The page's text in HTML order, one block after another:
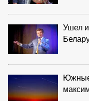
Ушел
Южные